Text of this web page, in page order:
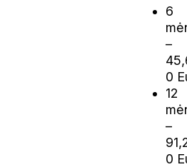
6
–
0
12
–
0